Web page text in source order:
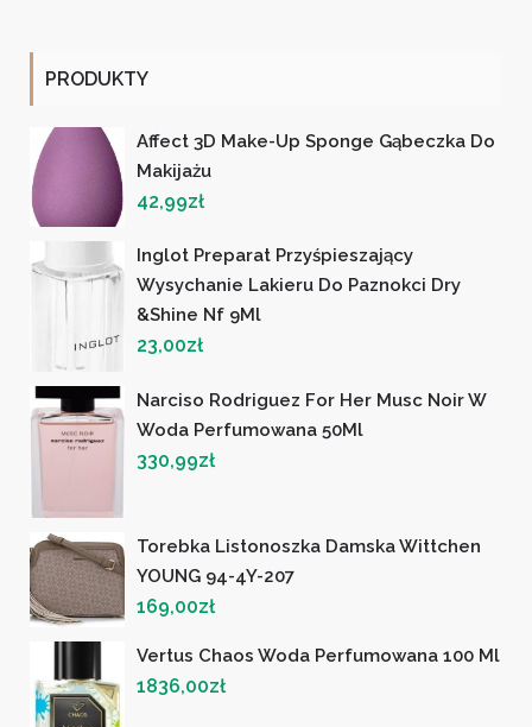
PRODUKTY
Affect 3D Make-Up Sponge Gąbeczka Do
Makijażu
42,99zł
Inglot Preparat Przyśpieszający
Wysychanie Lakieru Do Paznokci Dry
&Shine Nf 9Ml
23,00zł
Narciso Rodriguez For Her Musc Noir W
Woda Perfumowana 50Ml
330,99zł
Torebka Listonoszka Damska Wittchen
YOUNG 94-4Y-207
169,00zł
Vertus Chaos Woda Perfumowana 100 Ml
1836,00zł